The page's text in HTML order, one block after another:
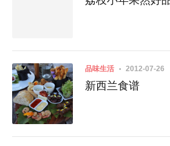
品味生活 2012-07-26
新西兰食谱